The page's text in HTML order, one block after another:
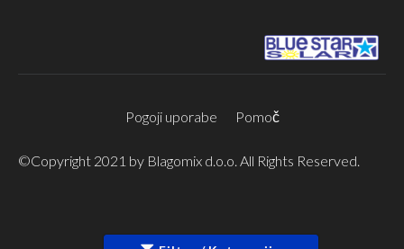
©Copyright 2021 by Blagomix d.o.o. All Rights Reserved.
Pogoji uporabe Pomoč